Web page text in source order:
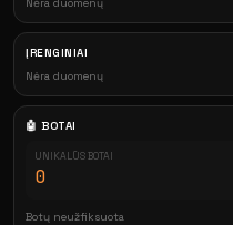
ĮRENGINIAI
Nėra duomenų
🤖 BOTAI
UNIKALŪS BOTAI
0
Botų neužfiksuota